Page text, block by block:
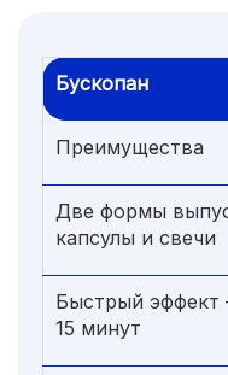
Бускопан
Преимущества
Две формы
капсулы и свечи
Быстрый эффект
15 минут